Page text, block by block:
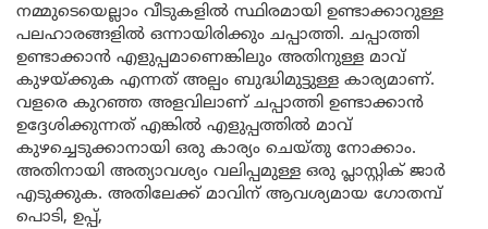
നമ്മുടെയെല്ലാം വീടുകളിൽ സ്ഥിരമായി ഉണ്ടാക്കാറുള്ള
പലഹാരങ്ങളിൽ ഒന്നായിരിക്കും ചപ്പാത്തി. ചപ്പാത്തി
ഉണ്ടാക്കാൻ എളുപ്പമാണെങ്കിലും അതിനുള്ള മാവ്
കുഴയ്ക്കുക എന്നത് അല്പം ബുദ്ധിമുട്ടുള്ള കാര്യമാണ്.
വളരെ കുറഞ്ഞ അളവിലാണ് ചപ്പാത്തി ഉണ്ടാക്കാൻ
ഉദ്ദേശിക്കുന്നത് എങ്കിൽ എളുപ്പത്തിൽ മാവ്
കുഴച്ചെടുക്കാനായി ഒരു കാര്യം ചെയ്തു നോക്കാം.
അതിനായി അത്യാവശ്യം വലിപ്പമുള്ള ഒരു പ്ലാസ്റ്റിക് ജാർ
എടുക്കുക. അതിലേക്ക് മാവിന് ആവശ്യമായ ഗോതമ്പ്
പൊടി, ഉപ്പ്,